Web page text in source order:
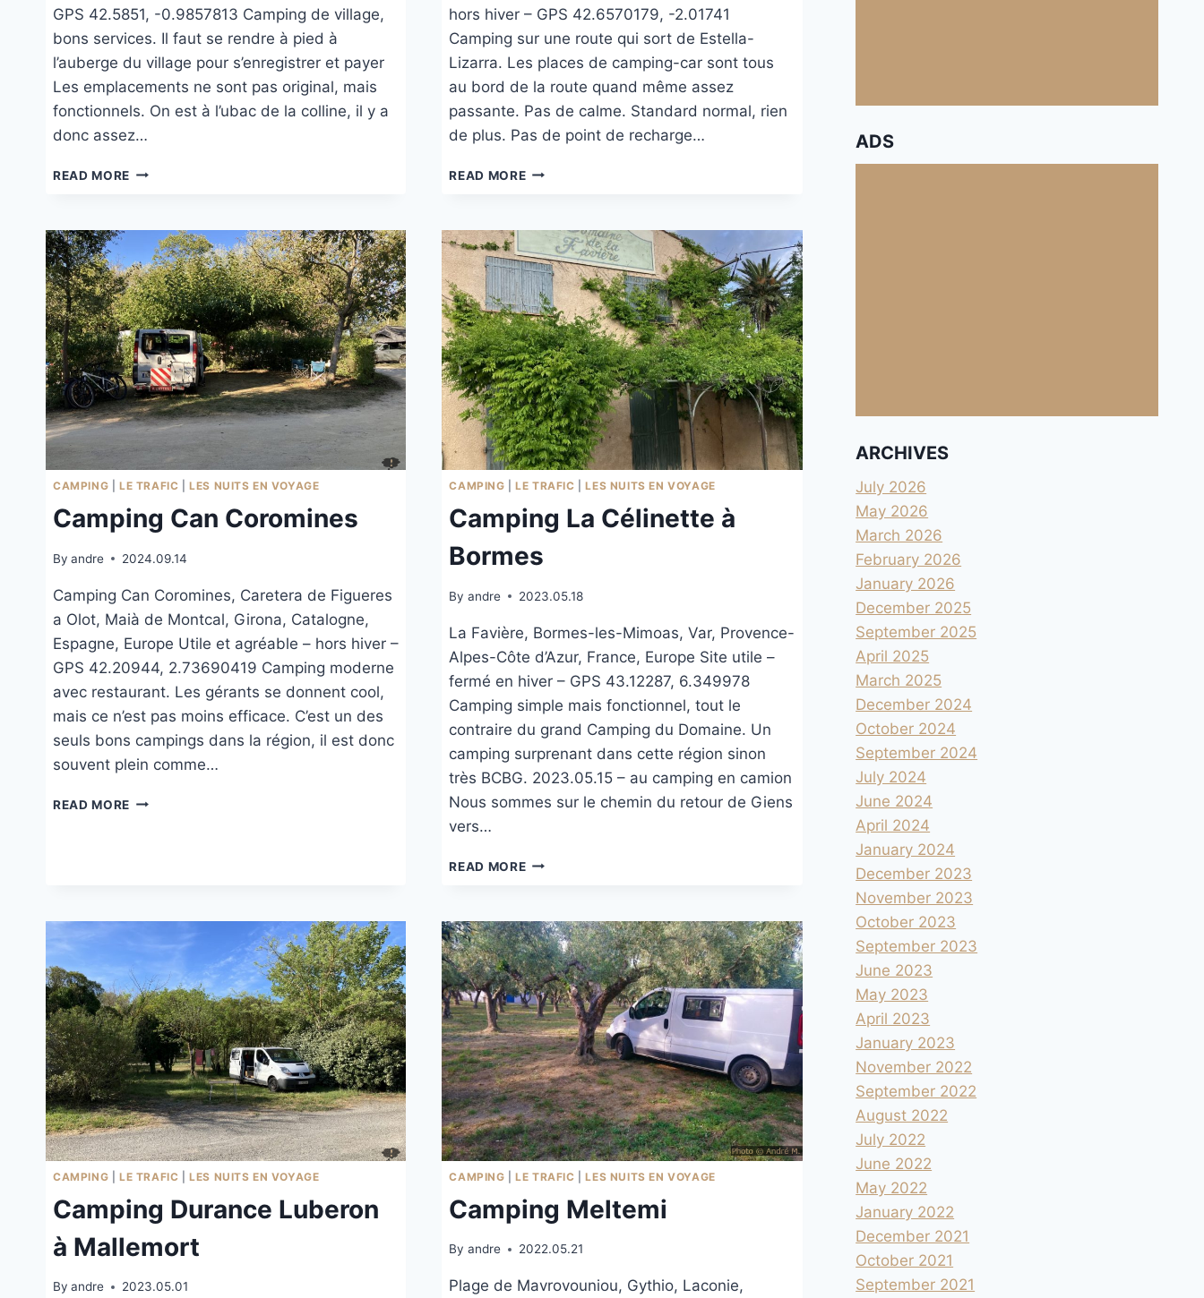
GPS 42.5851, -0.9857813 Camping de village,
bons services. Il faut se rendre à pied à
l’auberge du village pour s’enregistrer et payer
Les emplacements ne sont pas original, mais
fonctionnels. On est à l’ubac de la colline, il y a
donc assez…
READ MORE CAMPING
hors hiver – GPS 42.6570179, -2.01741
Camping sur une route qui sort de Estella-
Lizarra. Les places de camping-car sont tous
au bord de la route quand même assez
passante. Pas de calme. Standard normal, rien
de plus. Pas de point de recharge…
READ MORECAMPING
CAMPING LE TRAFIC |LES NUITS EN VOYAGE
Camping Can Coromines
By andre 2024.09.14
Camping Can Coromines, Caretera de Figueres
a Olot, Maià de Montcal, Girona, Catalogne,
Espagne, Europe Utile et agréable – hors hiver –
GPS 42.20944, 2.73690419 Camping moderne
avec restaurant. Les gérants se donnent cool,
mais ce n’est pas moins efficace. C’est un des
seuls bons campings dans la région, il est donc
souvent plein comme…
READ MORE CAMPING
CAMPING |LE TRAFIC |LES NUITS EN VOYAGE
Camping La Célinette à
Bormes
By andre 2023.05.18
La Favière, Bormes-les-Mimoas, Var, Provence-
Alpes-Côte d’Azur, France, Europe Site utile –
fermé en hiver – GPS 43.12287, 6.349978
Camping simple mais fonctionnel, tout le
contraire du grand Camping du Domaine. Un
camping surprenant dans cette région sinon
très BCBG. 2023.05.15 – au camping en camion
Nous sommes sur le chemin du retour de Giens
vers…
READ MORECAMPING
À
BORMES
CAMPING LE TRAFIC |LES NUITS EN VOYAGE
Camping Durance Luberon
à Mallemort
By andre 2023.05.01
CAMPING |LE TRAFIC |LES NUITS EN VOYAGE
Camping Meltemi
By andre 2022.05.21
Plage de Mavrovouniou, Gythio, Laconie,
ADS
ARCHIVES
July 2026
May 2026
March 2026
February 2026
January 2026
December 2025
September 2025
April 2025
March 2025
December 2024
October 2024
September 2024
July 2024
June 2024
April 2024
January 2024
December 2023
November 2023
October 2023
September 2023
June 2023
May 2023
April 2023
January 2023
November 2022
September 2022
August 2022
July 2022
June 2022
May 2022
January 2022
December 2021
October 2021
September 2021